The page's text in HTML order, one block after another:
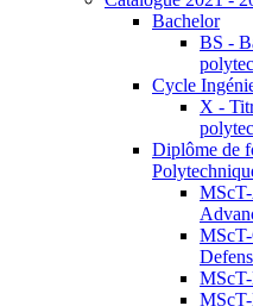
Bachelor
BS -
Cycle
X -
Diplôme de